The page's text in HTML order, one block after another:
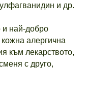
и др.
и най-добро
алергична
към лекарството,
с друго,